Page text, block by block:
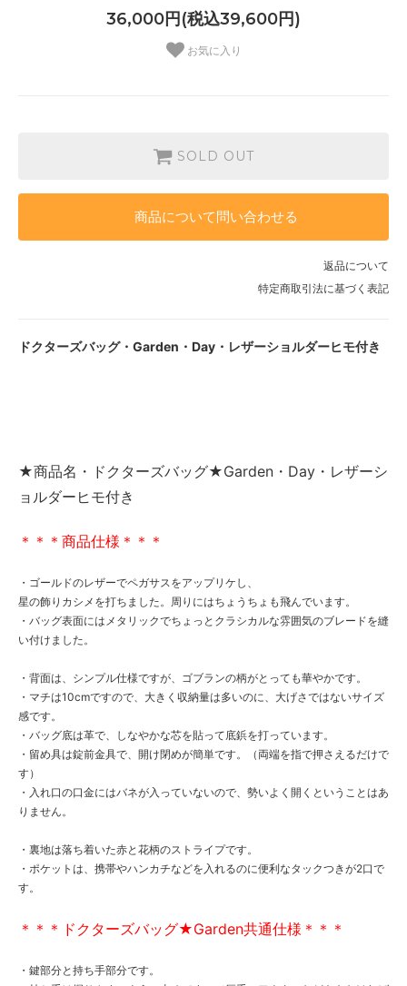
36,000円(税込39,600円)
お気に入り
SOLD OUT
商品について問い合わせる
返品について
特定商取引法に基づく表記
ドクターズバッグ・Garden・Day・レザーショルダーヒモ付き
★商品名・ドクターズバッグ★Garden・Day・レザーシ
ョルダーヒモ付き
＊＊＊商品仕様＊＊＊
・ゴールドのレザーでペガサスをアップリケし、
星の飾りカシメを打ちました。周りにはちょうちょも飛んでいます。
・バッグ表面にはメタリックでちょっとクラシカルな雰囲気のブレードを縫
い付けました。
・背面は、シンプル仕様ですが、ゴブランの柄がとっても華やかです。
・マチは10cmですので、大きく収納量は多いのに、大げさではないサイズ
感です。
・バッグ底は革で、しなやかな芯を貼って底鋲を打っています。
・留め具は錠前金具で、開け閉めが簡単です。（両端を指で押さえるだけで
す）
・入れ口の口金にはバネが入っていないので、勢いよく開くということはあ
りません。
・裏地は落ち着いた赤と花柄のストライプです。
・ポケットは、携帯やハンカチなどを入れるのに便利なタックつきが2口で
す。
＊＊＊ドクターズバッグ★Garden共通仕様＊＊＊
・鍵部分と持ち手部分です。